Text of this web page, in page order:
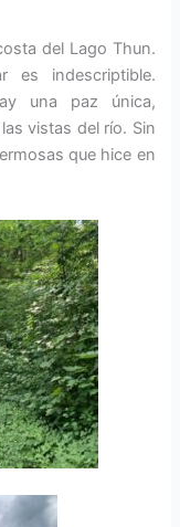
del Lago Thun.
es indescriptible.
una paz única,
vistas del río. Sin
que hice en